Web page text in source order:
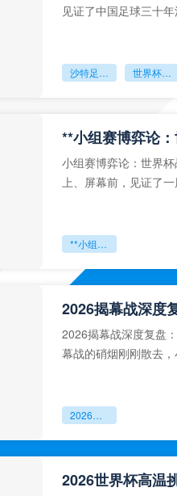
见证了中国足球三十
沙特足球崛起：外援规则重塑本土力量 世界杯班底引爆蜕变
**小组赛博弈论
小组赛博弈论：世界
上、屏幕前，见证了
**小组赛博弈论：世界杯战术暗流与破门公式**
2026揭幕战深度
2026揭幕战深度复盘
幕战的硝烟刚刚散去
2026揭幕战深度复盘：小组赛首轮数据全景扫描